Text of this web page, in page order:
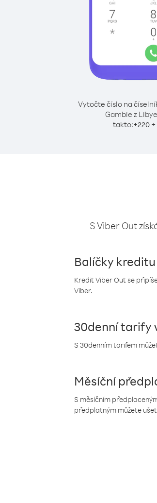
Vytočte číslo na
Gambie z
takto:+220+
S Viber Out
Balíčky kreditu
Kredit Viber Out se
Viber.
30denní tarify
S 30denním tarifem
Měsíční
S měsíčním
předplatným můžete